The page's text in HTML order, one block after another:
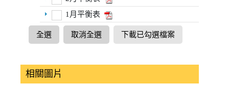
1月平衡表
全選 取消全選 下載已勾選檔案
相關圖片